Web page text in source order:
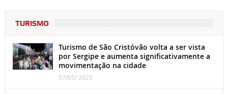
TURISMO
Turismo de São Cristóvão volta a ser vista
por Sergipe e aumenta significativamente a
movimentação na cidade
07/05/ 2025